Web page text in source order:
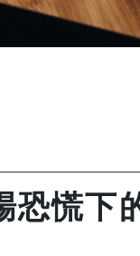
恐慌下